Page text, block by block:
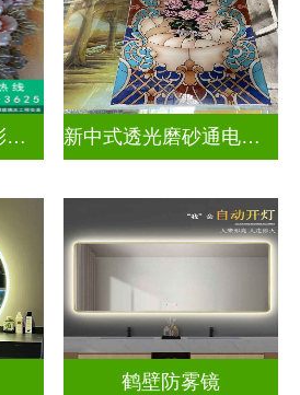
双面钢化隔断屏风彩绘深雕浮雕玻璃 新中式透光磨砂通电深雕浮雕玻璃
鹤壁防雾镜